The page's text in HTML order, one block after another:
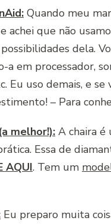
Quando meu
achei que não
dela.
a em processador,
Eu uso demais, e
– Para
melhor!): A chaira é
Essa de
AQUI. Tem um
Eu preparo muita